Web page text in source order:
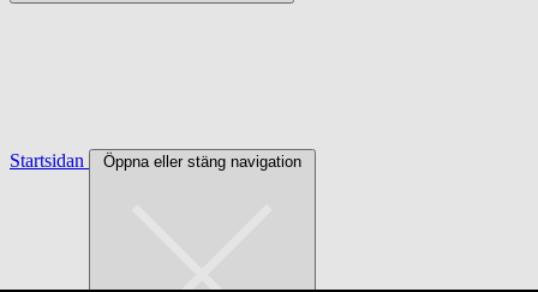
Startsidan Öppna eller stäng navigation